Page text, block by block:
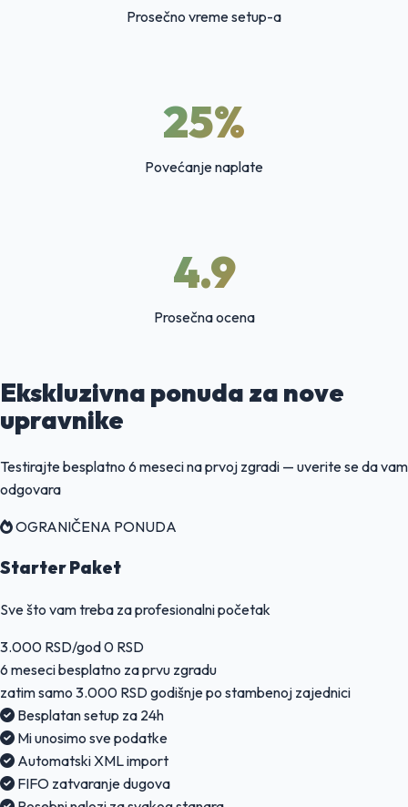
Prosečno vreme setup-a
25%
Povećanje naplate
4.9
Prosečna ocena
Ekskluzivna ponuda za nove
upravnike
Testirajte besplatno 6 meseci na prvoj zgradi — uverite se da vam
odgovara
OGRANIČENA PONUDA
Starter Paket
Sve što vam treba za profesionalni početak
3.000 RSD/god0 RSD
6 meseci besplatno za prvu zgradu
zatim samo 3.000 RSD godišnjepo stambenoj zajednici
Besplatan setup za 24h
Mi unosimo sve podatke
Automatski XML import
FIFO zatvaranje dugova